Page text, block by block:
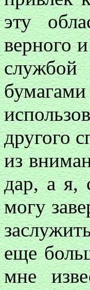
эту
верного
другого
из
дар, а я,
могу
еще
мне